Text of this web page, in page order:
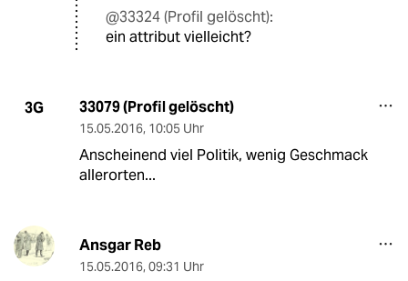
@33324 (Profil gelöscht):
ein attribut vielleicht?
3G 33079 (Profil gelöscht)
15.05.2016, 10:05 Uhr
Anscheinend viel Politik, wenig Geschmack
allerorten...
Ansgar Reb
15.05.2016, 09:31 Uhr